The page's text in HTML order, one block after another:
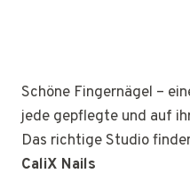
Schöne Fingernägel –
jede gepflegte und auf
Das richtige Studio
CaliX Nails